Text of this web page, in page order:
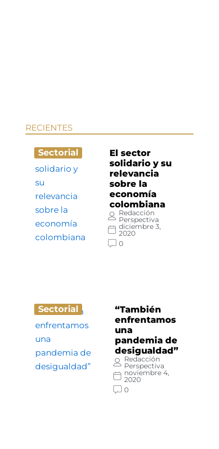
RECIENTES
Sectorial
El sector
solidario y su
relevancia
sobre la
economía
colombiana
Redacción
Perspectiva
diciembre 3,
2020
0
Sectorial
“También
enfrentamos
una
pandemia de
desigualdad”
Redacción
Perspectiva
noviembre 4,
2020
0